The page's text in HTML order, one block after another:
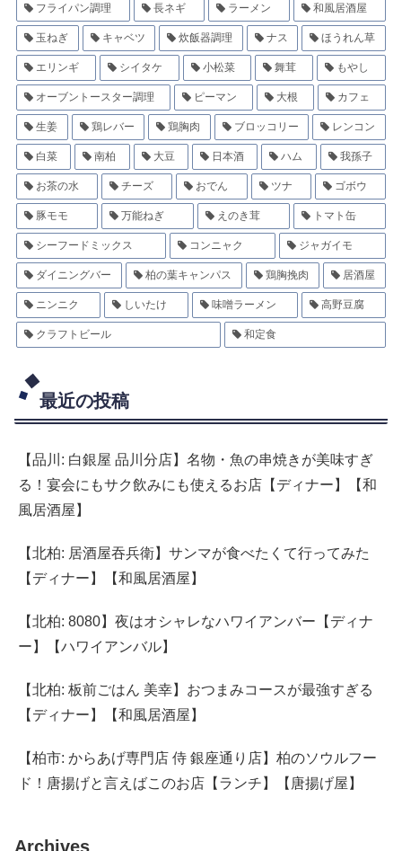
フライパン調理 長ネギ ラーメン 和風居酒屋
玉ねぎ キャベツ 炊飯器調理 ナス ほうれん草
エリンギ シイタケ 小松菜 舞茸 もやし
オーブントースター調理 ピーマン 大根 カフェ
生姜 鶏レバー 鶏胸肉 ブロッコリー レンコン
白菜 南柏 大豆 日本酒 ハム 我孫子
お茶の水 チーズ おでん ツナ ゴボウ
豚モモ 万能ねぎ えのき茸 トマト缶
シーフードミックス コンニャク ジャガイモ
ダイニングバー 柏の葉キャンパス 鶏胸挽肉 居酒屋
ニンニク しいたけ 味噌ラーメン 高野豆腐
クラフトビール 和定食
最近の投稿
【品川: 白銀屋 品川分店】名物・魚の串焼きが美味すぎ
る！宴会にもサク飲みにも使えるお店【ディナー】【和
風居酒屋】
【北柏: 居酒屋吞兵衛】サンマが食べたくて行ってみた
【ディナー】【和風居酒屋】
【北柏: 8080】夜はオシャレなハワイアンバー【ディナ
ー】【ハワイアンバル】
【北柏: 板前ごはん 美幸】おつまみコースが最強すぎる
【ディナー】【和風居酒屋】
【柏市: からあげ専門店 侍 銀座通り店】柏のソウルフー
ド！唐揚げと言えばこのお店【ランチ】【唐揚げ屋】
Archives